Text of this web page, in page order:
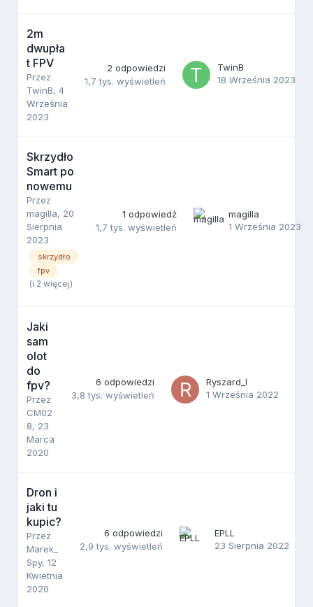
2m
dwupła
t FPV
Przez
TwinB,4
Września
2023
2 odpowiedzi
1,7 tys. wyświetleń
TwinB
18 Września 2023
Skrzydło
Smart po
nowemu
Przez
magilla, 20
Sierpnia
2023
skrzydło
fpv
(i 2 więcej)
1 odpowiedź
1,7 tys. wyświetleń
magilla
1 Września 2023
Jaki
sam
olot
do
fpv?
Przez
CM02
8, 23
Marca
2020
6 odpowiedzi
3,8 tys. wyświetleń
Ryszard_I
1 Września 2022
Dron i
jaki tu
kupic?
Przez
Marek_
Spy,12
Kwietnia
2020
6 odpowiedzi
2,9 tys. wyświetleń
EPLL
23 Sierpnia 2022